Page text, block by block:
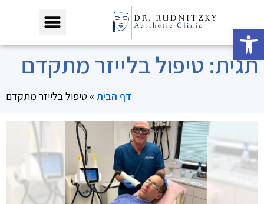
פתח סרגל נגישות
תגית: טיפול בלייזר מתקדם
דף הבית » טיפול בלייזר מתקדם